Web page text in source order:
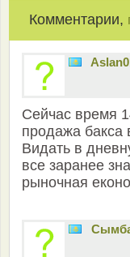
Комментарии,
Сейчас время
продажа бакса
Видать в
все заранее
рыночная